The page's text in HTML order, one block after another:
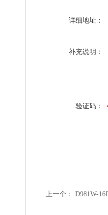
详细地址：
补充说明：
验证码：
上一个： D981W-